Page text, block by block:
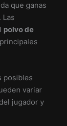
que ganas
Las
polvo de
posibles
variar
jugador y